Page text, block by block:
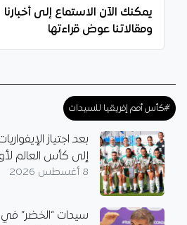
يمكنك الآن الاستماع إلى أخبارنا
ومقالاتنا عوض قراءتها
#كأس أمم إفريقيا للسيدات
بعد اجتياز
إلى كأس العالم
8 أغسطس 2026
سيدات “الخضر” في